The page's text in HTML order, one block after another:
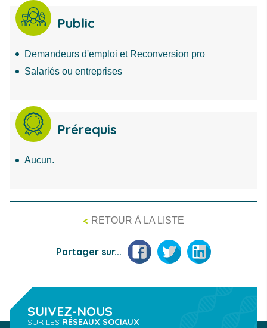
Public
Demandeurs d'emploi et Reconversion pro
Salariés ou entreprises
Prérequis
Aucun.
< RETOUR À LA LISTE
Partager sur... FacebookTwitter LinkedIn
SUIVEZ-NOUS
SUR LES RÉSEAUX SOCIAUX